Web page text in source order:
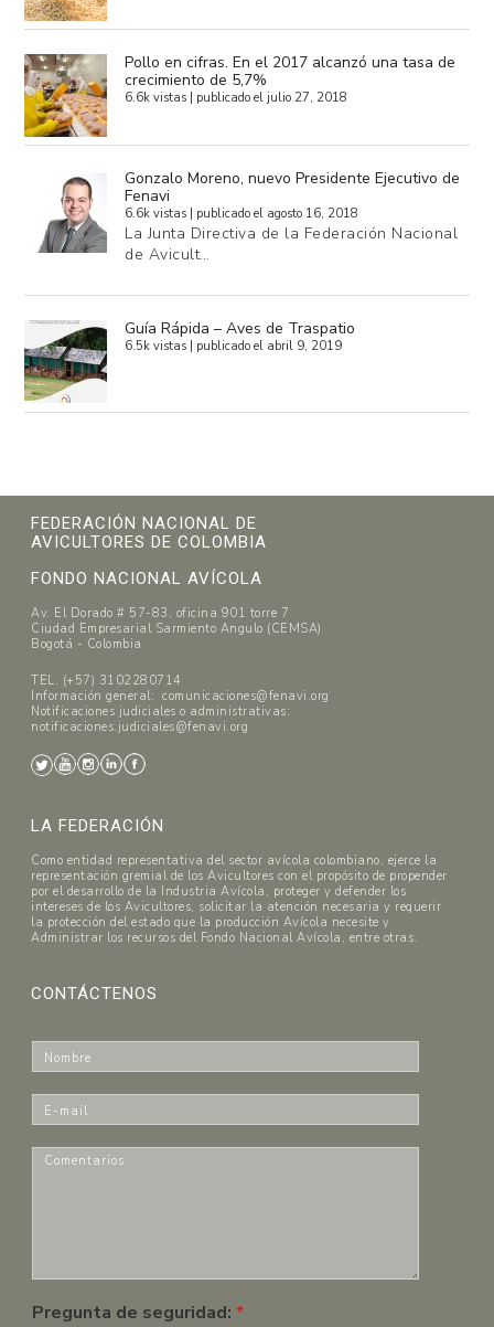
Pollo en cifras. En el 2017 alcanzó una tasa de
crecimiento de 5,7%
6.6k vistas | publicado el julio 27, 2018
Gonzalo Moreno, nuevo Presidente Ejecutivo de
Fenavi
6.6k vistas | publicado el agosto 16, 2018
La Junta Directiva de la Federación Nacional
de Avicult…
Guía Rápida – Aves de Traspatio
6.5k vistas | publicado el abril 9, 2019
FEDERACIÓN NACIONAL DE
AVICULTORES DE COLOMBIA
FONDO NACIONAL AVÍCOLA
Av. El Dorado # 57-83, oficina 901 torre 7
Ciudad Empresarial Sarmiento Angulo (CEMSA)
Bogotá - Colombia
TEL. (+57) 3102280714
Información general: comunicaciones@fenavi.org
Notificaciones judiciales o administrativas:
notificaciones.judiciales@fenavi.org
LA FEDERACIÓN
Como entidad representativa del sector avícola colombiano, ejerce la
representación gremial de los Avicultores con el propósito de propender
por el desarrollo de la Industria Avícola, proteger y defender los
intereses de los Avicultores, solicitar la atención necesaria y requerir
la protección del estado que la producción Avícola necesite y
Administrar los recursos del Fondo Nacional Avícola, entre otras.
CONTÁCTENOS
N
o
m
E
-
m
C
r
Pregunta de seguridad:*